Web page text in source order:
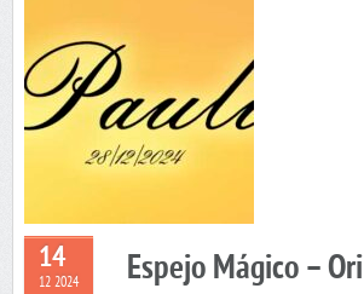
14
12 2024 Espejo Mágico – Ori